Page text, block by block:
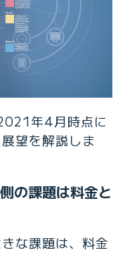
年4月時点に
望を解説しま
の課題は料金と
な課題は、料金